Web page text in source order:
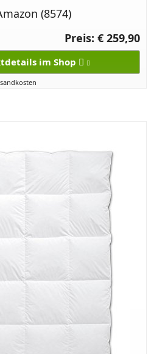
Preis: € 259,90
im Shop